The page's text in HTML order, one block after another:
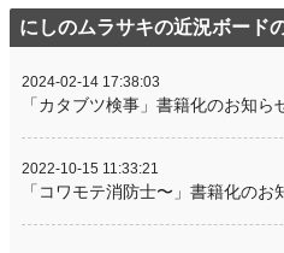
にしのムラサキの近況ボード
2024-02-14 17:38:03
「カタブツ検事」書籍化のお知ら
2022-10-15 11:33:21
「コワモテ消防士〜」書籍化のお